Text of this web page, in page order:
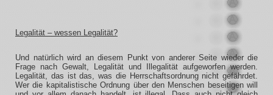
Legalität – wessen Legalität?
Und natürlich wird an diesem Punkt von anderer Seite wieder die
Frage nach Gewalt, Legalität und Illegalität aufgeworfen werden.
Legalität, das ist das, was die Herrschaftsordnung nicht gefährdet.
Wer die kapitalistische Ordnung über den Menschen beseitigen will